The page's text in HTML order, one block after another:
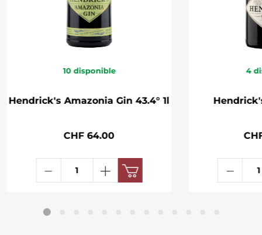
10 disponible
Hendrick's Amazonia Gin 43.4° 1l
CHF 64.00
4